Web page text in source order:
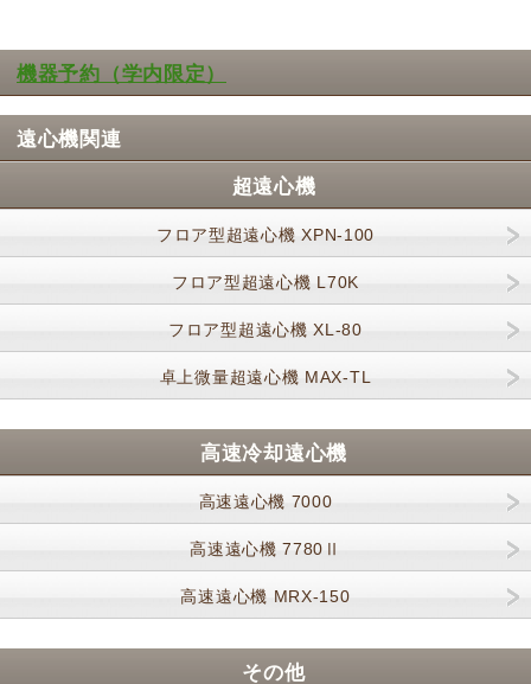
機器予約（学内限定）
遠心機関連
超遠心機
フロア型超遠心機 XPN-100
フロア型超遠心機 L70K
フロア型超遠心機 XL-80
卓上微量超遠心機 MAX-TL
高速冷却遠心機
高速遠心機 7000
高速遠心機 7780Ⅱ
高速遠心機 MRX-150
その他